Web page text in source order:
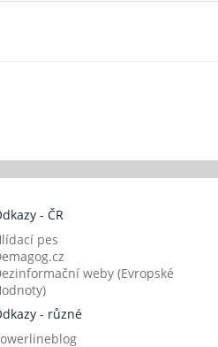
- ČR
pes
weby (Evropské
- různé